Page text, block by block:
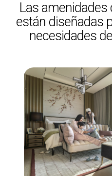
Las
están diseñadas
necesidades